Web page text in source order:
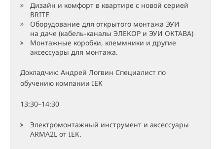
Дизайн и комфорт в квартире с новой серией
BRITE
Оборудование для открытого монтажа ЭУИ
на даче (кабель-каналы ЭЛЕКОР и ЭУИ ОКТАВА)
Монтажные коробки, клеммники и другие
аксессуары для монтажа.
Докладчик: Андрей Логвин Специалист по
обучению компании IEK
13:30–14:30
Электромонтажный инструмент и аксессуары
ARMA2L от IEK.